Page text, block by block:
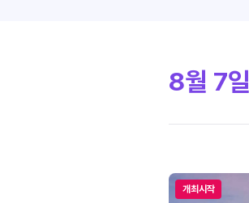
8월 7일
개최시작